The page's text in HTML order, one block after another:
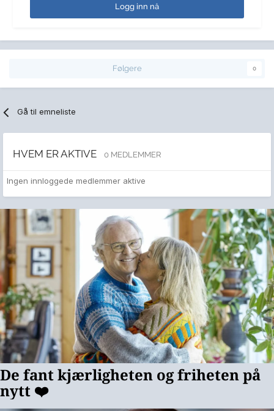
Logg inn nå
Følgere 0
Gå til emneliste
HVEM ER AKTIVE 0 MEDLEMMER
Ingen innloggede medlemmer aktive